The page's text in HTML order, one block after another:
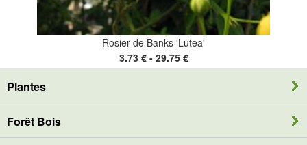
Rosier de Banks 'Lutea'
3.73 € - 29.75 €
Plantes
Forêt Bois